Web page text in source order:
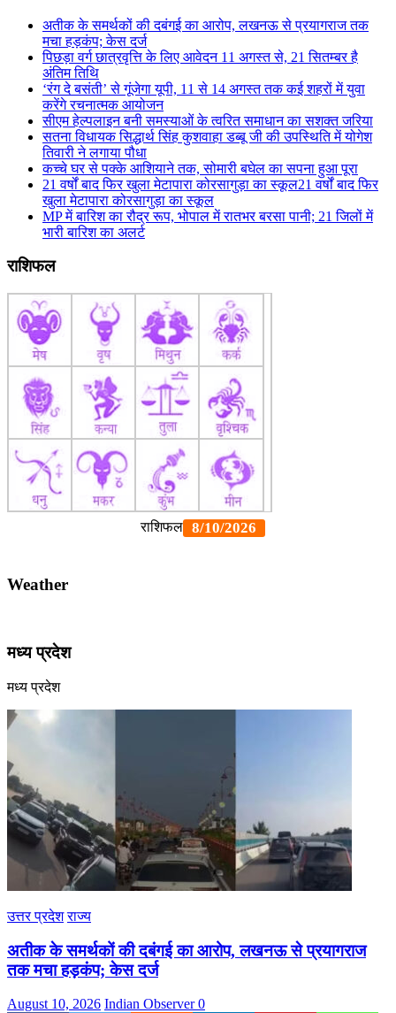
अतीक के समर्थकों की दबंगई का आरोप, लखनऊ से प्रयागराज तक
मचा हड़कंप; केस दर्ज
पिछड़ा वर्ग छात्रवृत्ति के लिए आवेदन 11 अगस्त से, 21 सितम्बर है
अंतिम तिथि
‘रंग दे बसंती’ से गूंजेगा यूपी, 11 से 14 अगस्त तक कई शहरों में युवा
करेंगे रचनात्मक आयोजन
सीएम हेल्पलाइन बनी समस्याओं के त्वरित समाधान का सशक्त जरिया
सतना विधायक सिद्धार्थ सिंह कुशवाहा डब्बू जी की उपस्थिति में योगेश
तिवारी ने लगाया पौधा
कच्चे घर से पक्के आशियाने तक, सोमारी बघेल का सपना हुआ पूरा
21 वर्षों बाद फिर खुला मेटापारा कोरसागुड़ा का स्कूल21 वर्षों बाद फिर
खुला मेटापारा कोरसागुड़ा का स्कूल
MP में बारिश का रौद्र रूप, भोपाल में रातभर बरसा पानी; 21 जिलों में
भारी बारिश का अलर्ट
राशिफल
Weather
मध्य प्रदेश
मध्य प्रदेश
उत्तर प्रदेश राज्य
अतीक के समर्थकों की दबंगई का आरोप, लखनऊ से प्रयागराज
तक मचा हड़कंप; केस दर्ज
August 10, 2026 Indian Observer0